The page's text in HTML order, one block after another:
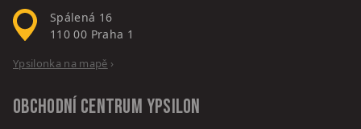
Spálená 16
110 00 Praha 1
Ypsilonka na mapě ›
Obchodní centrum Ypsilon